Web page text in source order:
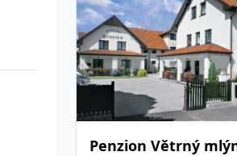
Penzion Větrný